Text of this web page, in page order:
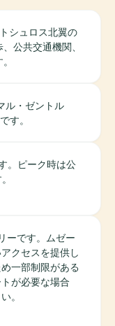
シュロス北翼の
公共交通機関、
ル・ゼントル
す。
。ピーク時は公
ーです。ムゼー
クセスを提供し
一部制限がある
が必要な場合
。